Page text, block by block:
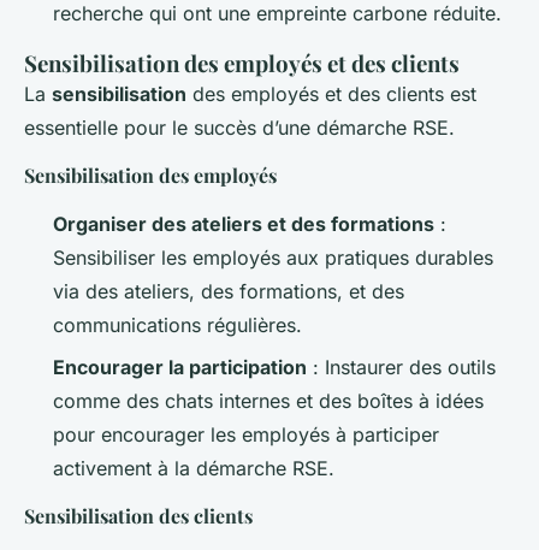
recherche qui ont une empreinte carbone réduite.
Sensibilisation des employés et des clients
La sensibilisation des employés et des clients est
essentielle pour le succès d’une démarche RSE.
Sensibilisation des employés
Organiser des ateliers et des formations :
Sensibiliser les employés aux pratiques durables
via des ateliers, des formations, et des
communications régulières.
Encourager la participation : Instaurer des outils
comme des chats internes et des boîtes à idées
pour encourager les employés à participer
activement à la démarche RSE.
Sensibilisation des clients